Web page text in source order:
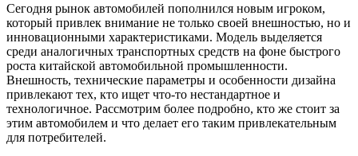
Сегодня рынок автомобилей пополнился новым игроком,
который привлек внимание не только своей внешностью, но и
инновационными характеристиками. Модель выделяется
среди аналогичных транспортных средств на фоне быстрого
роста китайской автомобильной промышленности.
Внешность, технические параметры и особенности дизайна
привлекают тех, кто ищет что-то нестандартное и
технологичное. Рассмотрим более подробно, кто же стоит за
этим автомобилем и что делает его таким привлекательным
для потребителей.